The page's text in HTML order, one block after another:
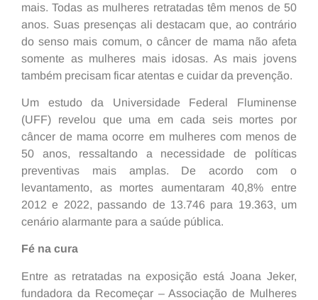
mais. Todas as mulheres retratadas têm menos de 50
anos. Suas presenças ali destacam que, ao contrário
do senso mais comum, o câncer de mama não afeta
somente as mulheres mais idosas. As mais jovens
também precisam ficar atentas e cuidar da prevenção.
Um estudo da Universidade Federal Fluminense
(UFF) revelou que uma em cada seis mortes por
câncer de mama ocorre em mulheres com menos de
50 anos, ressaltando a necessidade de políticas
preventivas mais amplas. De acordo com o
levantamento, as mortes aumentaram 40,8% entre
2012 e 2022, passando de 13.746 para 19.363, um
cenário alarmante para a saúde pública.
Fé na cura
Entre as retratadas na exposição está Joana Jeker,
fundadora da Recomeçar – Associação de Mulheres